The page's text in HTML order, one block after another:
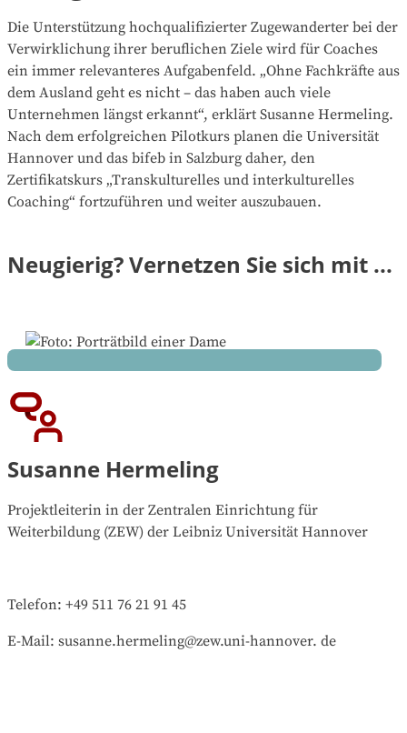
nächsten Jobwechsel aus.“
fühlt sich für mich nie wie Arbeit an, wenn ich
beispielsweise freitags und samstags Seminare
besuche oder mich abends auf Prüfungen vorbereite.
Das ist eine Investition, die mir immer mehr
zurückgibt, als sie fordert.“
Die Unterstützung hochqualifizierter Zugewanderter bei der
Verwirklichung ihrer beruflichen Ziele wird für Coaches
ein immer relevanteres Aufgabenfeld. „Ohne Fachkräfte aus
dem Ausland geht es nicht – das haben auch viele
Unternehmen längst erkannt“, erklärt Susanne Hermeling.
Nach dem erfolgreichen Pilotkurs planen die Universität
Hannover und das bifeb in Salzburg daher, den
Zertifikatskurs „Transkulturelles und interkulturelles
Coaching“ fortzuführen und weiter auszubauen.
Neugierig? Vernetzen Sie sich mit ...
Susanne Hermeling
Projektleiterin in der Zentralen Einrichtung für
Weiterbildung (ZEW) der Leibniz Universität Hannover
Telefon: +49 511 76 21 91 45
E-Mail: susanne.hermeling@zew.uni-hannover. de